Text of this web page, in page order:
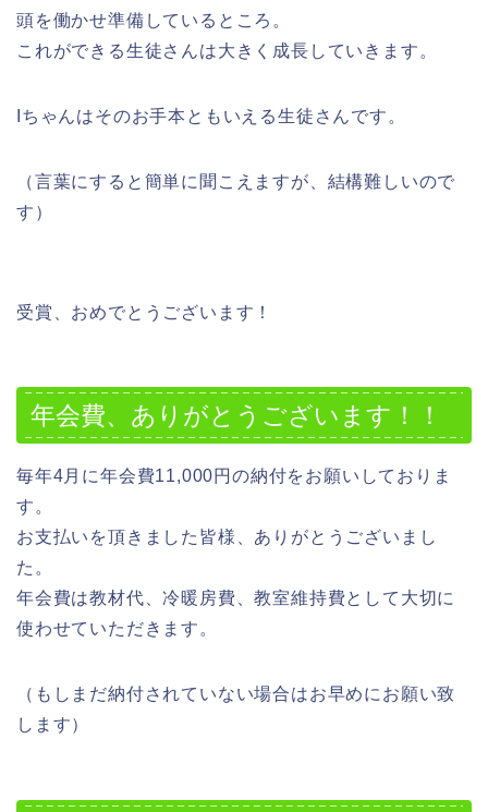
頭を働かせ準備しているところ。
これができる生徒さんは大きく成長していきます。
Iちゃんはそのお手本ともいえる生徒さんです。
（言葉にすると簡単に聞こえますが、結構難しいので
す）
受賞、おめでとうございます！
年会費、ありがとうございます！！
毎年4月に年会費11,000円の納付をお願いしておりま
す。
お支払いを頂きました皆様、ありがとうございまし
た。
年会費は教材代、冷暖房費、教室維持費として大切に
使わせていただきます。
（もしまだ納付されていない場合はお早めにお願い致
します）